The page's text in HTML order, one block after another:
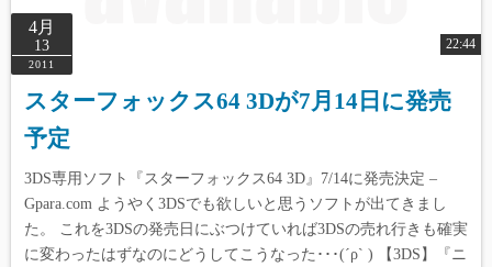
4月
13
2011
22:44
スターフォックス64 3Dが7月14日に発売
予定
3DS専用ソフト『スターフォックス64 3D』7/14に発売決定 –
Gpara.com ようやく3DSでも欲しいと思うソフトが出てきまし
た。 これを3DSの発売日にぶつけていれば3DSの売れ行きも確実
に変わったはずなのにどうしてこうなった･･･(´ρ` ) 【3DS】『ニ